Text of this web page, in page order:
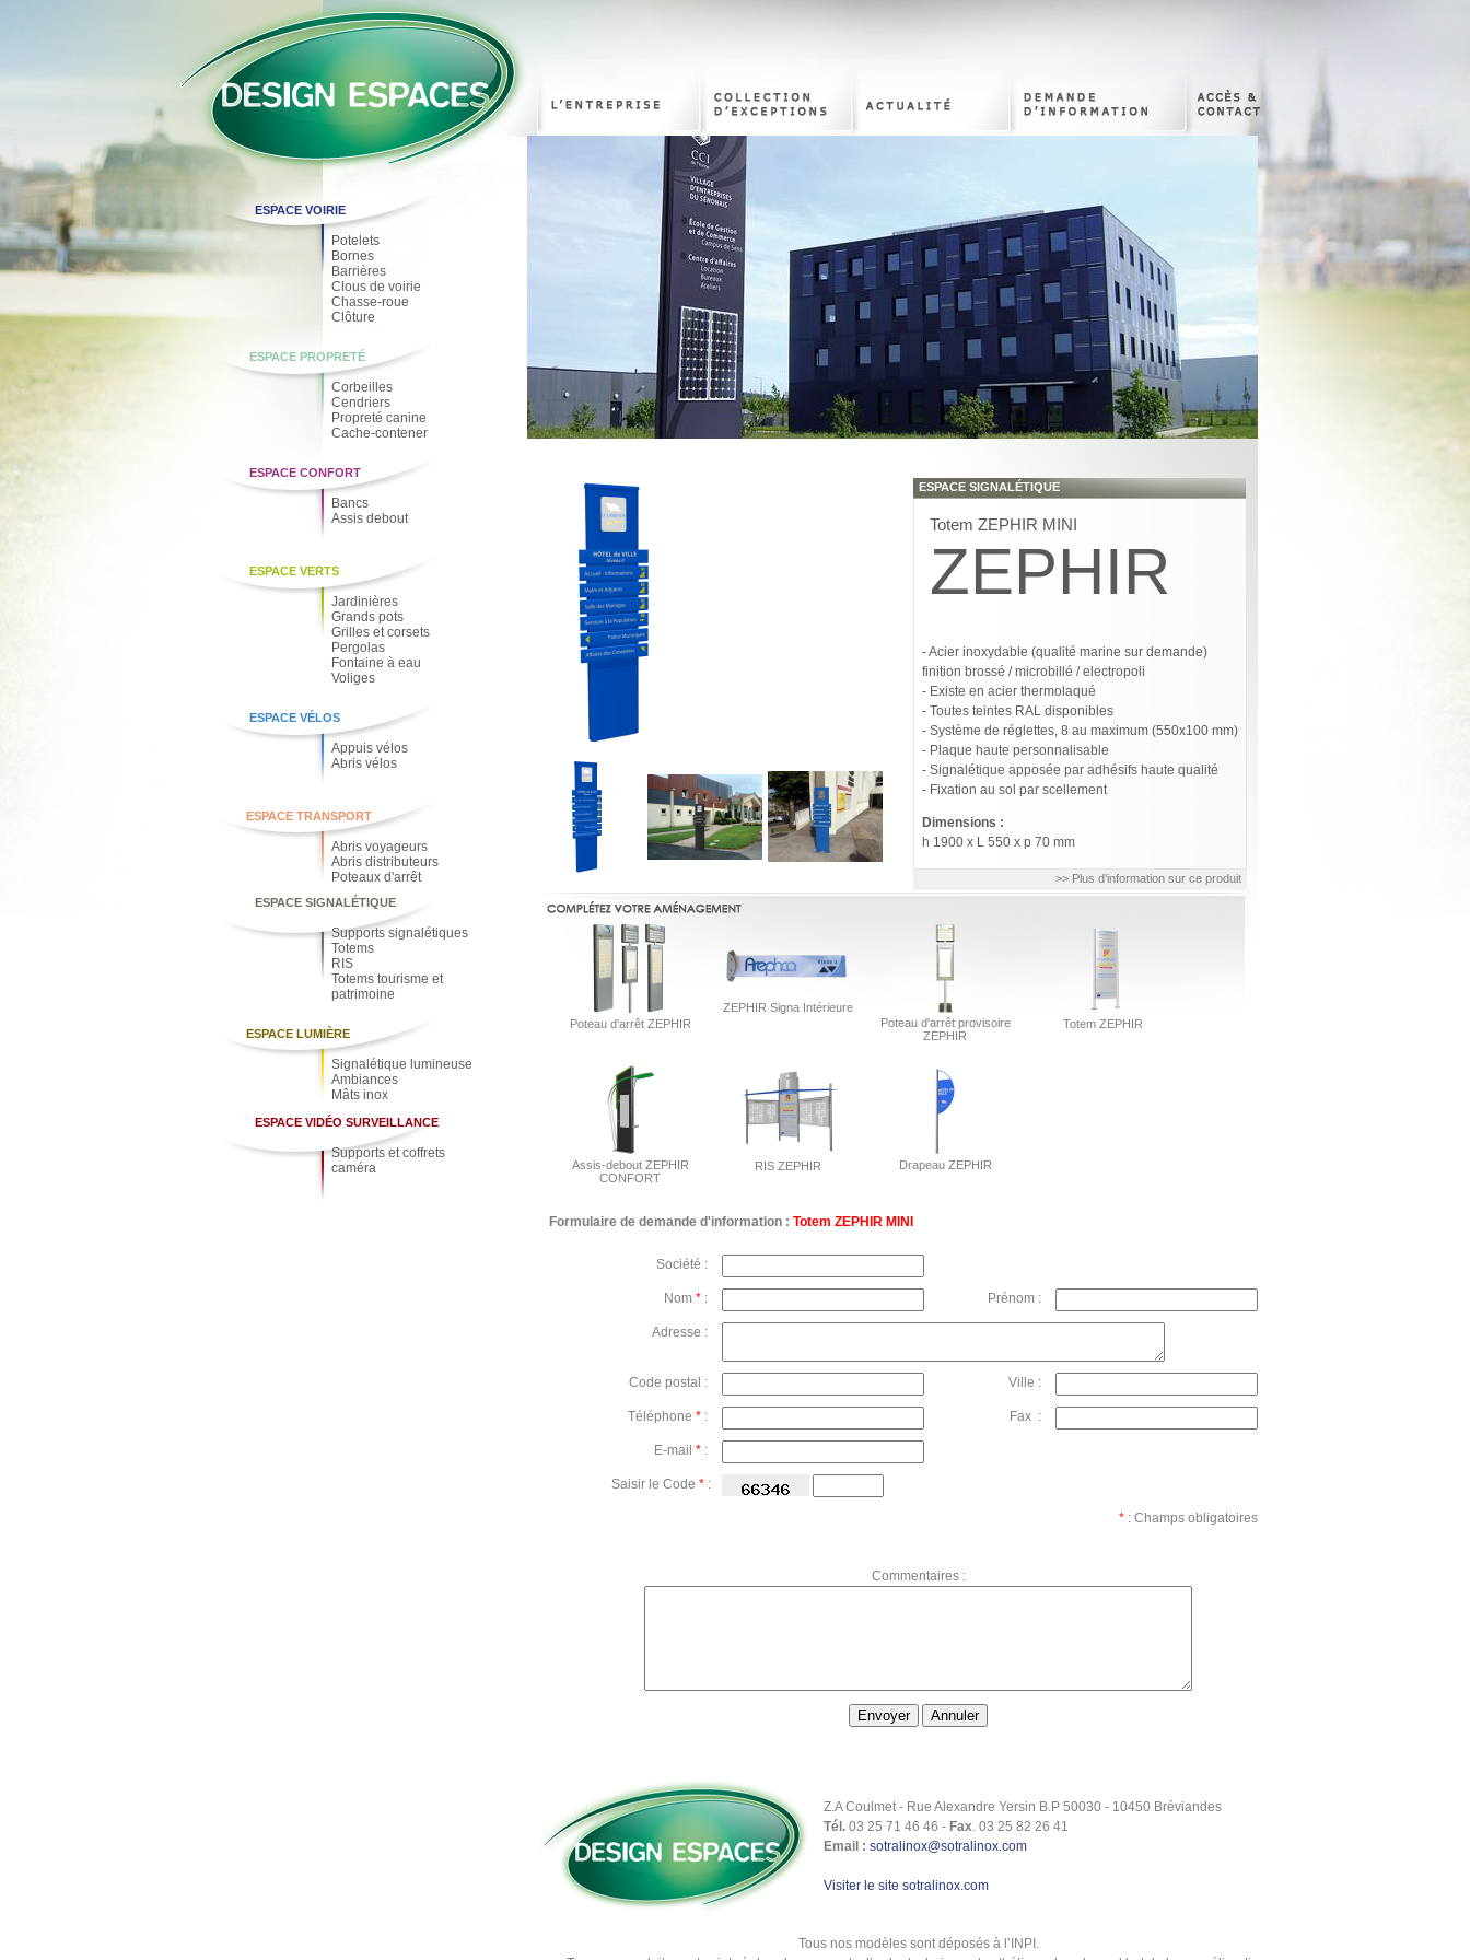
ESPACE VOIRIE
Potelets
Bornes
Barrières
Clous de voirie
Chasse-roue
Clôture
ESPACE PROPRETÉ
Corbeilles
Cendriers
Propreté canine
Cache-contener
ESPACE CONFORT
Bancs
Assis debout
ESPACE VERTS
Jardinières
Grands pots
Grilles et corsets
Pergolas
Fontaine à eau
Voliges
ESPACE VÉLOS
Appuis vélos
Abris vélos
ESPACE TRANSPORT
Abris voyageurs
Abris distributeurs
Poteaux d'arrêt
ESPACE SIGNALÉTIQUE
Supports signalétiques
Totems
RIS
Totems tourisme et
patrimoine
ESPACE LUMIÈRE
Signalétique lumineuse
Ambiances
Mâts inox
ESPACE VIDÉO SURVEILLANCE
Supports et coffrets
caméra
ESPACE SIGNALÉTIQUE
Totem ZEPHIR MINI
ZEPHIR
- Acier inoxydable (qualité marine sur demande)
finition brossé / microbillé / electropoli
- Existe en acier thermolaqué
- Toutes teintes RAL disponibles
- Système de réglettes, 8 au maximum (550x100 mm)
- Plaque haute personnalisable
- Signalétique apposée par adhésifs haute qualité
- Fixation au sol par scellement
Dimensions :
h 1900 x L 550 x p 70 mm
>> Plus d'information sur ce produit
Poteau d'arrêt ZEPHIR
ZEPHIR Signa Intérieure
Poteau d'arrêt provisoire
ZEPHIR
Totem ZEPHIR
Assis-debout ZEPHIR
CONFORT
RIS ZEPHIR Drapeau ZEPHIR
Formulaire de demande d'information : Totem ZEPHIR MINI
Société :
Nom *: Prénom :
Adresse :
Code postal : Ville :
Téléphone *: Fax :
E-mail *:
Saisir le Code *:
*: Champs obligatoires
Commentaires :
Z.A Coulmet - Rue Alexandre Yersin B.P 50030 - 10450 Bréviandes
Tél.03 25 71 46 46 - Fax. 03 25 82 26 41
Email : sotralinox@sotralinox.com
Visiter le site sotralinox.com
Tous nos modèles sont déposés à l’INPI.